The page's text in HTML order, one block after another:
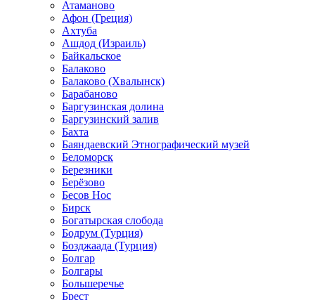
Атаманово
Афон (Греция)
Ахтуба
Ашдод (Израиль)
Байкальское
Балаково
Балаково (Хвалынск)
Барабаново
Баргузинская долина
Баргузинский залив
Бахта
Баяндаевский Этнографический музей
Беломорск
Березники
Берёзово
Бесов Нос
Бирск
Богатырская слобода
Бодрум (Турция)
Бозджаада (Турция)
Болгар
Болгары
Большеречье
Брест